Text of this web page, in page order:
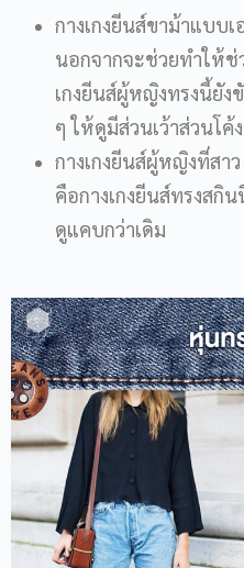
กางเกงยีนส์ขาม้าแบบเ
นอกจากจะช่วยทำให้ช่
เกงยีนส์ผู้หญิงทรงนี้ยัง
ๆ ให้ดูมีส่วนเว้าส่วนโค้
กางเกงยีนส์ผู้หญิงที่สา
คือกางเกงยีนส์ทรงสกิ
ดูแคบกว่าเดิม